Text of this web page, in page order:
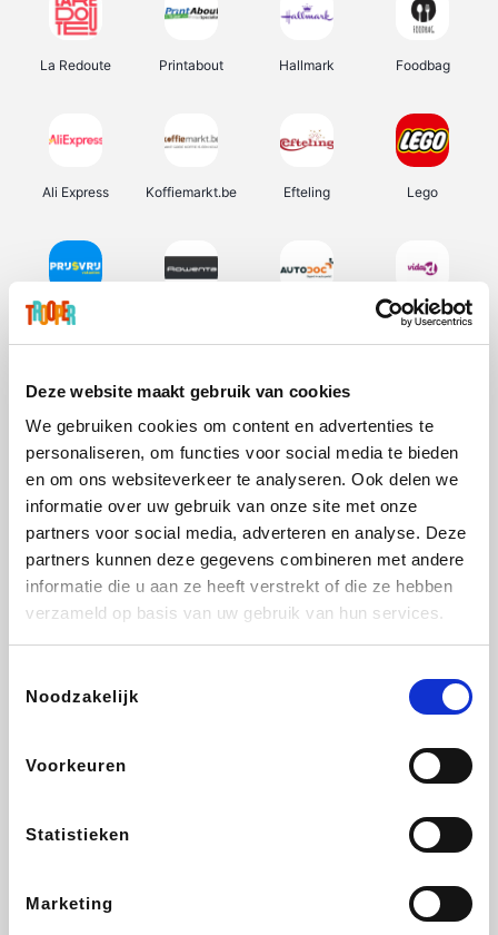
Deze website maakt gebruik van cookies
We gebruiken cookies om content en advertenties te
personaliseren, om functies voor social media te bieden
en om ons websiteverkeer te analyseren. Ook delen we
informatie over uw gebruik van onze site met onze
partners voor social media, adverteren en analyse. Deze
partners kunnen deze gegevens combineren met andere
informatie die u aan ze heeft verstrekt of die ze hebben
verzameld op basis van uw gebruik van hun services.
Noodzakelijk
Voorkeuren
Statistieken
Marketing
La Redoute Printabout Hallmark Foodbag
Ali Express Koffiemarkt.be Efteling Lego
Prijsvrij Vidaxl
Lampenlicht.be De Online Drogist Hotels.com Adidas
DectDirect
Brussels Airlines
EuroGifts Get Your Guide